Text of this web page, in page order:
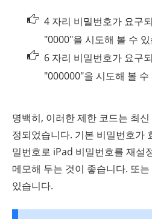
4 자리 비밀번호가 요구
"0000"을 시도해 볼 수
6 자리 비밀번호가 요구
"000000"을 시도해 볼 수
명백히, 이러한 제한 코드는 최
정되었습니다. 기본 비밀번호가
밀번호로 iPad 비밀번호를 재설
메모해 두는 것이 좋습니다. 또
있습니다.